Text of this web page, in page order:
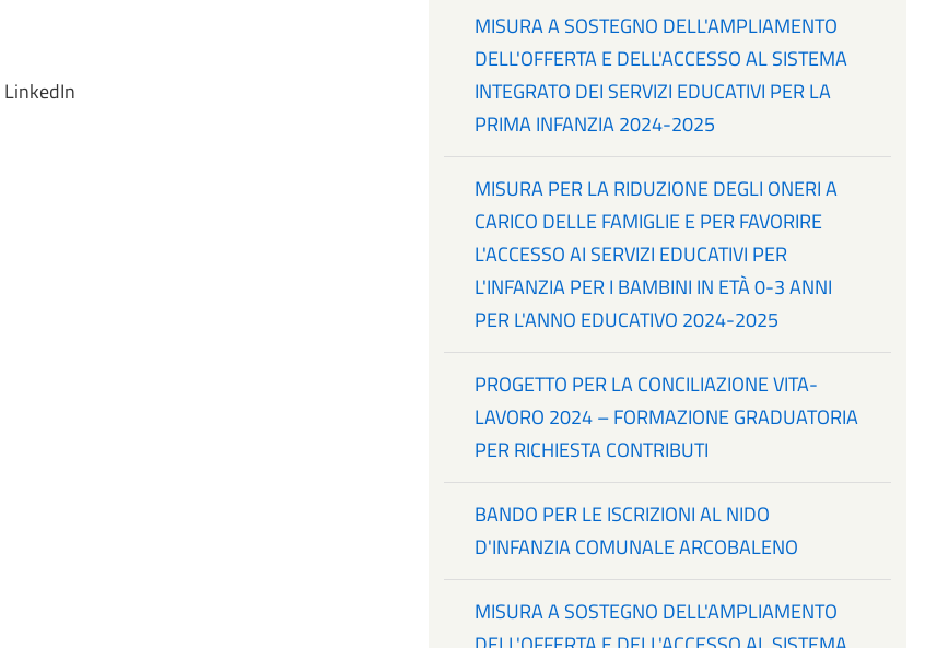
LinkedIn
MISURA A SOSTEGNO DELL'AMPLIAMENTO
DELL'OFFERTA E DELL'ACCESSO AL SISTEMA
INTEGRATO DEI SERVIZI EDUCATIVI PER LA
PRIMA INFANZIA 2024-2025
MISURA PER LA RIDUZIONE DEGLI ONERI A
CARICO DELLE FAMIGLIE E PER FAVORIRE
L'ACCESSO AI SERVIZI EDUCATIVI PER
L'INFANZIA PER I BAMBINI IN ETÀ 0-3 ANNI
PER L'ANNO EDUCATIVO 2024-2025
PROGETTO PER LA CONCILIAZIONE VITA-
LAVORO 2024 – FORMAZIONE GRADUATORIA
PER RICHIESTA CONTRIBUTI
BANDO PER LE ISCRIZIONI AL NIDO
D'INFANZIA COMUNALE ARCOBALENO
MISURA A SOSTEGNO DELL'AMPLIAMENTO